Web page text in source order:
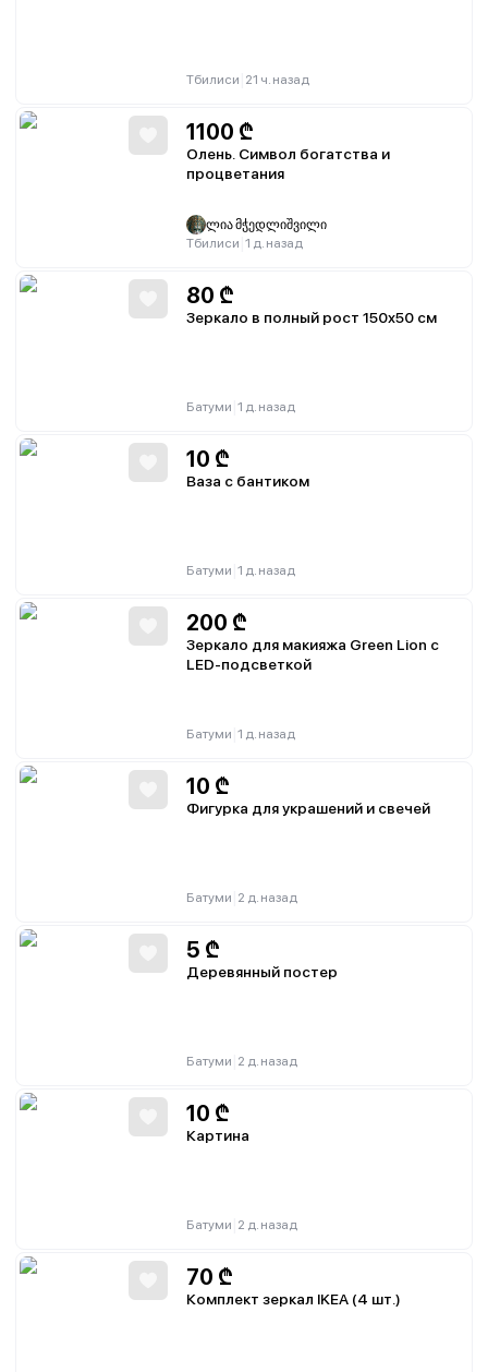
Тбилиси 21 ч. назад
1100 ₾
Олень. Символ богатства и
процветания
ლია მჭედლიშვილი
Тбилиси 1 д. назад
80 ₾
Зеркало в полный рост 150х50 см
Батуми 1 д. назад
10 ₾
Ваза с бантиком
Батуми 1 д. назад
200 ₾
Зеркало для макияжа Green Lion с
LED-подсветкой
Батуми 1 д. назад
10 ₾
Фигурка для украшений и свечей
Батуми 2 д. назад
5 ₾
Деревянный постер
Батуми 2 д. назад
10 ₾
Картина
Батуми 2 д. назад
70 ₾
Комплект зеркал IKEA (4 шт.)